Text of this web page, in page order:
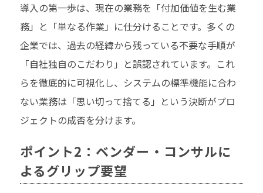
導入の第一歩は、現在の業務を「付加価値を生む業
務」と「単なる作業」に仕分けることです。多くの
企業では、過去の経緯から残っている不要な手順が
「自社独自のこだわり」と誤認されています。これ
らを徹底的に可視化し、システムの標準機能に合わ
ない業務は「思い切って捨てる」という決断がプロ
ジェクトの成否を分けます。
ポイント2：ベンダー・コンサルに
よるグリップ要望